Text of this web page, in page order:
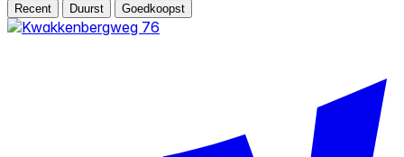
Recent Duurst Goedkoopst